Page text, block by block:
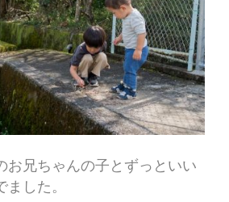
お兄ちゃんの子とずっといい
した。